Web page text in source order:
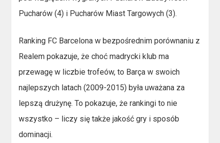
Pucharów (4) i Pucharów Miast Targowych (3).
Ranking FC Barcelona w bezpośrednim porównaniu z
Realem pokazuje, że choć madrycki klub ma
przewagę w liczbie trofeów, to Barça w swoich
najlepszych latach (2009-2015) była uważana za
lepszą drużynę. To pokazuje, że rankingi to nie
wszystko – liczy się także jakość gry i sposób
dominacji.